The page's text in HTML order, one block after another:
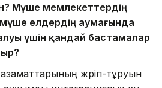
Мүше мемлекеттердің
елдердің аумағында
үшін қандай бастамалар
азаматтарының жүріп-тұруын